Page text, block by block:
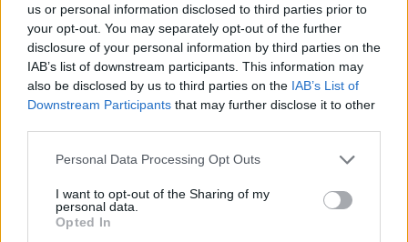
us or personal information disclosed to third parties prior to
your opt-out. You may separately opt-out of the further
disclosure of your personal information by third parties on the
IAB’s list of downstream participants. This information may
also be disclosed by us to third parties on the IAB’s List of
Downstream Participants that may further disclose it to other
Please note that this website/app uses one or more Google
not limited to your visit or usage behaviour. You may click to
grant or deny consent to Google and its third-party tags to
use your data for below specified purposes in below Google
Personal Data Processing Opt Outs
I want to opt-out of the Sharing of my
personal data.
Opted In